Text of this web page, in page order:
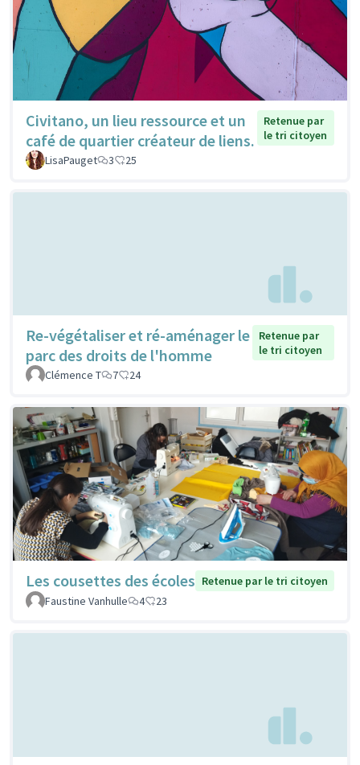
Civitano, un lieu ressource et un
café de quartier créateur de liens.
Retenue par
le tri citoyen
LisaPauget
3 25
Re-végétaliser et ré-aménager le
parc des droits de l'homme
Retenue par
le tri citoyen
Clémence T
7 24
Les cousettes des écoles Retenue par le tri citoyen
Faustine Vanhulle
4 23